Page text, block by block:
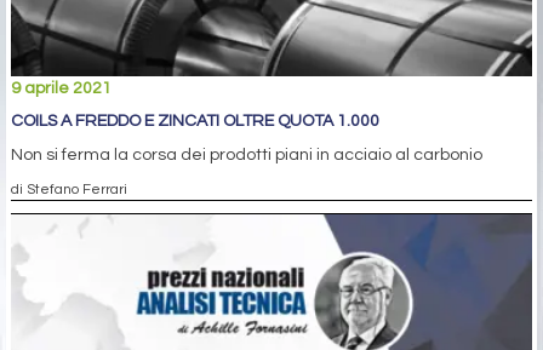
9 aprile 2021
COILS A FREDDO E ZINCATI OLTRE QUOTA 1.000
Non si ferma la corsa dei prodotti piani in acciaio al carbonio
di Stefano Ferrari